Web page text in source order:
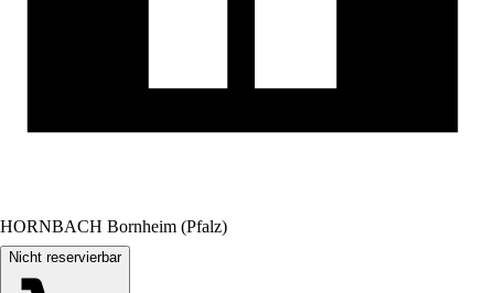
HORNBACH Bornheim (Pfalz)
Nicht reservierbar